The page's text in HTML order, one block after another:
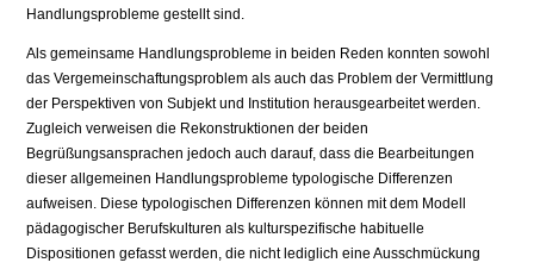
Handlungsprobleme gestellt sind.
Als gemeinsame Handlungsprobleme in beiden Reden konnten sowohl
das Vergemeinschaftungsproblem als auch das Problem der Vermittlung
der Perspektiven von Subjekt und Institution herausgearbeitet werden.
Zugleich verweisen die Rekonstruktionen der beiden
Begrüßungsansprachen jedoch auch darauf, dass die Bearbeitungen
dieser allgemeinen Handlungsprobleme typologische Differenzen
aufweisen. Diese typologischen Differenzen können mit dem Modell
pädagogischer Berufskulturen als kulturspezifische habituelle
Dispositionen gefasst werden, die nicht lediglich eine Ausschmückung